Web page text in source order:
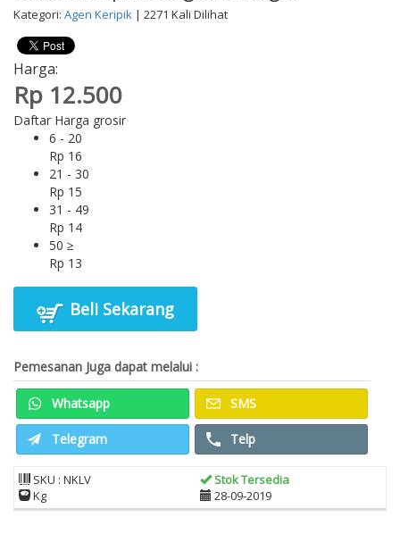
Kategori: Agen Keripik | 2271 Kali Dilihat
Harga:
Rp 12.500
Daftar Harga grosir
6 - 20
Rp 16
21 - 30
Rp 15
31 - 49
Rp 14
50 ≥
Rp 13
Beli Sekarang
Pemesanan Juga dapat melalui :
Whatsapp SMS
Telegram Telp
SKU : NKLV
Stok Tersedia
Kg
28-09-2019